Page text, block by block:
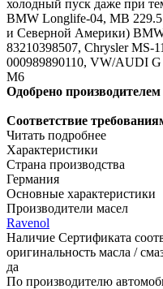
холодный пуск даже при
BMW Longlife-04, MB
и Северной Америки)
83210398507, Chrysler MS-
000989890110, VW/AUDI
M6
Одобрено
Соответствие
Читать подробнее
Характеристики
Страна производства
Германия
Основные характеристики
Производители масел
Ravenol
Наличие Сертификата
оригинальность масла /
да
По производителю